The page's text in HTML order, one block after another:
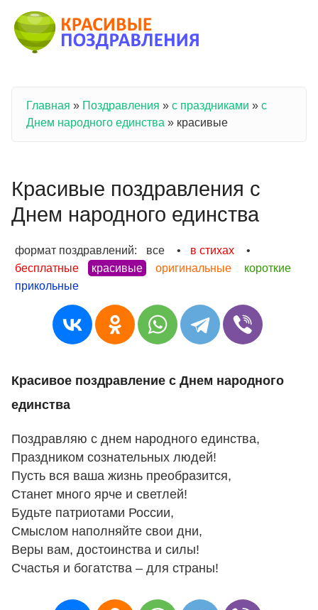
Вы здесь
Главная » Поздравления » с праздниками » с
Днем народного единства » красивые
Красивые поздравления с
Днем народного единства
формат поздравлений: все • в стихах
•
бесплатные
красивые оригинальные
короткие
прикольные
Красивое поздравление с Днем народного
единства
Поздравляю с днем народного единства,
Праздником сознательных людей!
Пусть вся ваша жизнь преобразится,
Станет много ярче и светлей!
Будьте патриотами России,
Смыслом наполняйте свои дни,
Веры вам, достоинства и силы!
Счастья и богатства – для страны!